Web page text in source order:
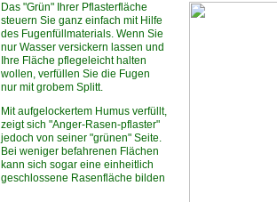
Das "Grün" Ihrer Pflasterfläche
steuern Sie ganz einfach mit Hilfe
des Fugenfüllmaterials. Wenn Sie
nur Wasser versickern lassen und
Ihre Fläche pflegeleicht halten
wollen, verfüllen Sie die Fugen
nur mit grobem Splitt.
Mit aufgelockertem Humus verfüllt,
zeigt sich "Anger-Rasen-pflaster"
jedoch von seiner "grünen" Seite.
Bei weniger befahrenen Flächen
kann sich sogar eine einheitlich
geschlossene Rasenfläche bilden